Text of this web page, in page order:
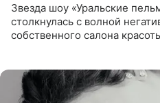
Звезда шоу «Уральские
столкнулась с волной
собственного салона